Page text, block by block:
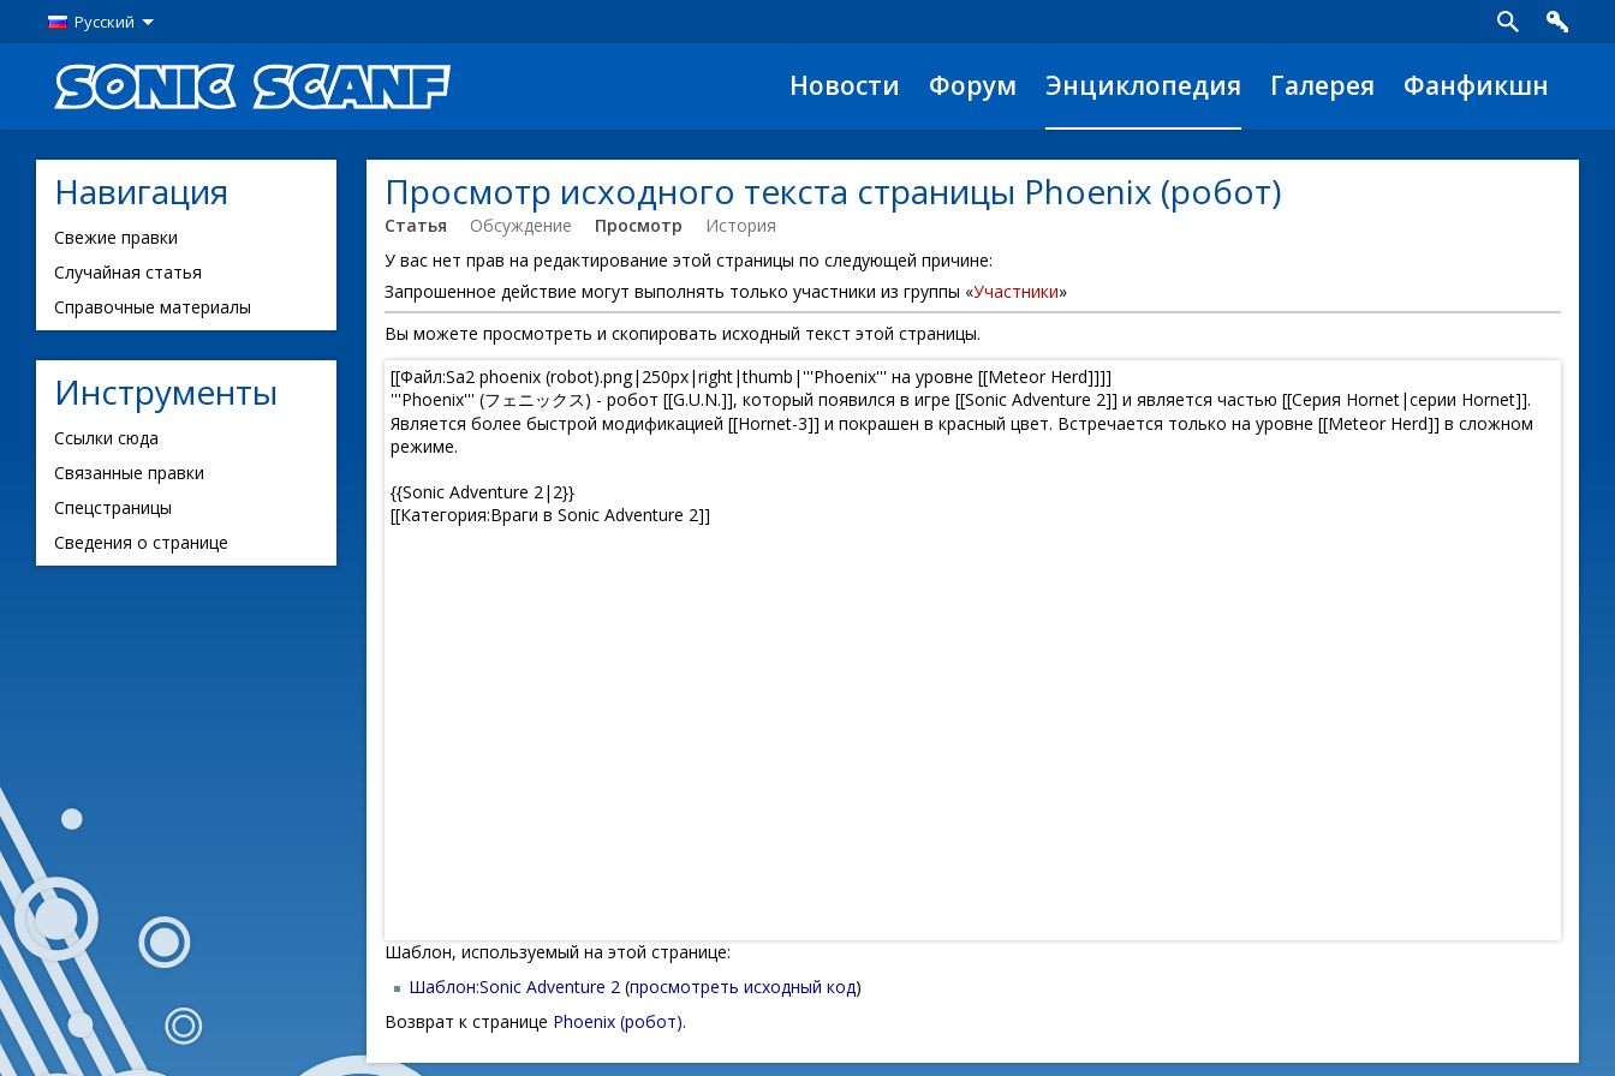
Русский
Новости Форум Энциклопедия Галерея Фанфикшн
Навигация
Свежие правки
Случайная статья
Справочные материалы
Инструменты
Ссылки сюда
Связанные правки
Спецстраницы
Сведения о странице
Просмотр исходного текста страницы Phoenix (робот)
Статья Обсуждение Просмотр
История
У вас нет прав на редактирование этой страницы по следующей причине:
Запрошенное действие могут выполнять только участники из группы «Участники»
Вы можете просмотреть и скопировать исходный текст этой страницы.
Шаблон, используемый на этой странице:
Шаблон:Sonic Adventure 2 (просмотреть исходный код)
Возврат к странице Phoenix (робот).